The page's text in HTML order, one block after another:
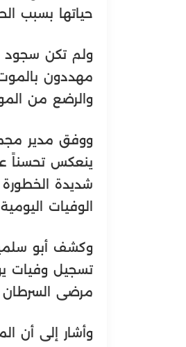
حياتها بسبب
ولم تكن سجود
مهددون
والرضع من
ووفق مدير
ينعكس تحسناً
شديدة
الوفيات
مرضى السرطان